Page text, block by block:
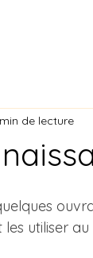
de lecture
utiliser au